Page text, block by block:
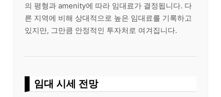
의 평형과 amenity에 따라 임대료가 결정됩니다. 다
른 지역에 비해 상대적으로 높은 임대료를 기록하고
있지만, 그만큼 안정적인 투자처로 여겨집니다.
임대 시세 전망